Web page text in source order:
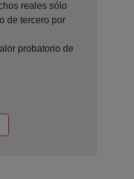
reales sólo
de tercero por
probatorio de